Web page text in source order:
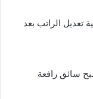
(مع إمكانية تعديل الراتب بعد
سائق رافعة